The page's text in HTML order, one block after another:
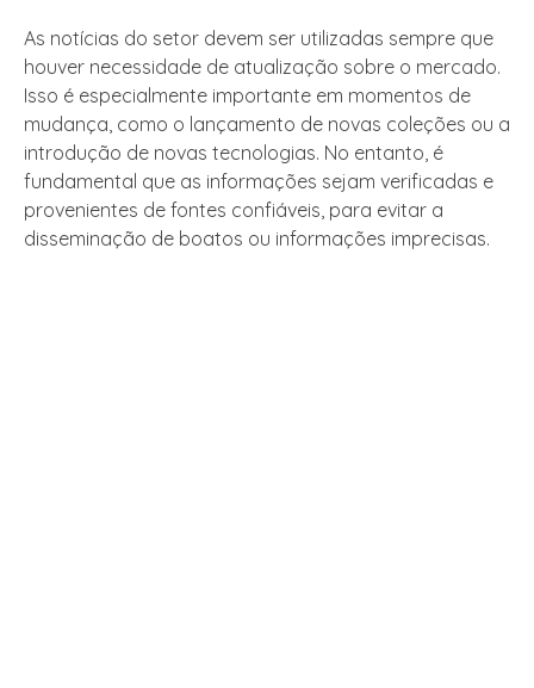
As notícias do setor devem ser utilizadas sempre que
houver necessidade de atualização sobre o mercado.
Isso é especialmente importante em momentos de
mudança, como o lançamento de novas coleções ou a
introdução de novas tecnologias. No entanto, é
fundamental que as informações sejam verificadas e
provenientes de fontes confiáveis, para evitar a
disseminação de boatos ou informações imprecisas.